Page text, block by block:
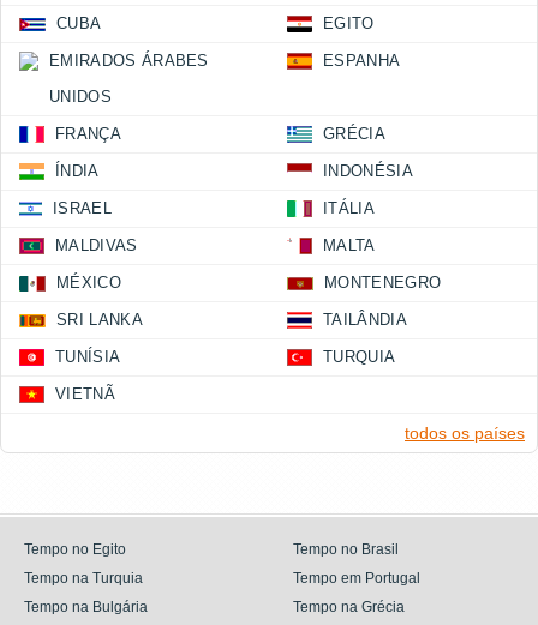
CUBA EGITO
EMIRADOS ÁRABES
UNIDOS
ESPANHA
FRANÇA GRÉCIA
ÍNDIA INDONÉSIA
ISRAEL ITÁLIA
MALDIVAS MALTA
MÉXICO MONTENEGRO
SRI LANKA TAILÂNDIA
TUNÍSIA TURQUIA
VIETNÃ
todos os países
Tempo no Egito
Tempo no Brasil
Tempo na Turquia
Tempo em Portugal
Tempo na Bulgária
Tempo na Grécia